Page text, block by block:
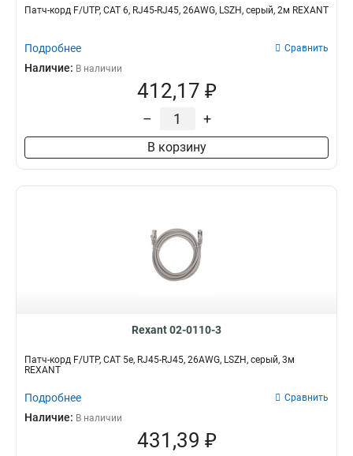
Патч-корд F/UTP, CAT 6, RJ45-RJ45, 26AWG, LSZH, серый, 2м REXANT
Подробнее Сравнить
Наличие: В наличии
412,17 ₽
– +
В корзину
Rexant 02-0110-3
Патч-корд F/UTP, CAT 5e, RJ45-RJ45, 26AWG, LSZH, серый, 3м
REXANT
Подробнее Сравнить
Наличие: В наличии
431,39 ₽